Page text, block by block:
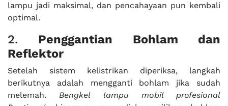
lampu jadi maksimal, dan pencahayaan pun kembali
optimal.
2. Penggantian Bohlam dan
Reflektor
Setelah sistem kelistrikan diperiksa, langkah
berikutnya adalah mengganti bohlam jika sudah
melemah.Bengkel lampu mobil profesional